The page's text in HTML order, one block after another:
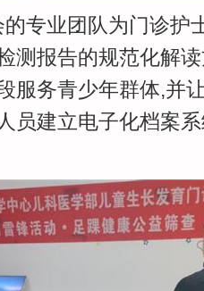
专业团队为门诊护
测报告的规范化解
服务青少年群体,并
员建立电子化档案